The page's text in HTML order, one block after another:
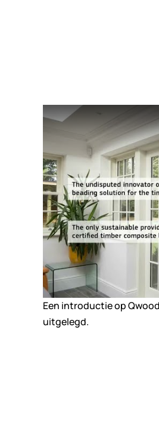
Een introductie op
uitgelegd.